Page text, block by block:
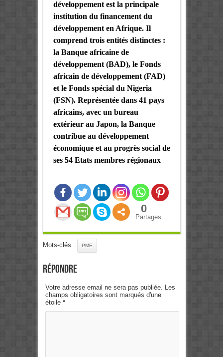
développement est la principale
institution du financement du
développement en Afrique. Il
comprend trois entités distinctes :
la Banque africaine de
développement (BAD), le Fonds
africain de développement (FAD)
et le Fonds spécial du Nigeria
(FSN). Représentée dans 41 pays
africains, avec un bureau
extérieur au Japon, la Banque
contribue au développement
économique et au progrès social de
ses 54 Etats membres régionaux
0
Partages
Mots-clés : PME
Répondre
Votre adresse email ne sera pas publiée. Les
champs obligatoires sont marqués d'une
étoile *